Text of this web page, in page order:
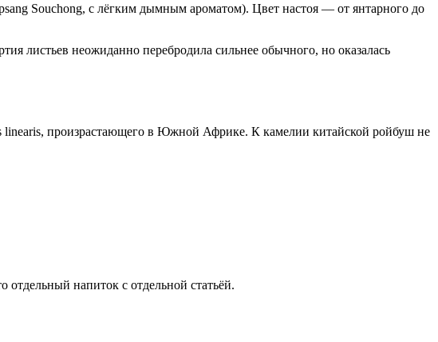
Souchong, с лёгким дымным ароматом). Цвет настоя — от янтарного до
листьев неожиданно перебродила сильнее обычного, но оказалась
linearis, произрастающего в Южной Африке. К камелии китайской ройбуш не
напиток с отдельной статьёй.